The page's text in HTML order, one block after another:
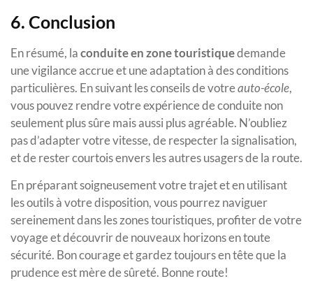
6. Conclusion
En résumé, laconduite en zone touristiquedemande
une vigilance accrue et une adaptation à des conditions
particulières. En suivant les conseils de votreauto-école,
vous pouvez rendre votre expérience de conduite non
seulement plus sûre mais aussi plus agréable. N’oubliez
pas d’adapter votre vitesse, de respecter la signalisation,
et de rester courtois envers les autres usagers de la route.
En préparant soigneusement votre trajet et en utilisant
les outils à votre disposition, vous pourrez naviguer
sereinement dans les zones touristiques, profiter de votre
voyage et découvrir de nouveaux horizons en toute
sécurité. Bon courage et gardez toujours en tête que la
prudence est mère de sûreté. Bonne route!